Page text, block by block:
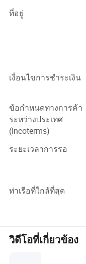
นับตั้งแต่ปี 1997
การมองเห็นรถยนต์ที่
ยานพาหนะ ไม่เพียง
ยังช่วยให้สถานที่ทำ
เจ็บของมนุษย์
พัฒนากล้องสำหรับก
จอภาพ LCD พร้อมอุ
DVR แบบจอย่อยระบ
บริษัทของเราใช้ระบ
IATF 16949 2009 ยิ่
จะประมวลผลผลิต
ของ APQP/
บริหารจัดการบริษัท
นอกจากนี้เรายังต้อง
การใช้พลังงานต่ำเนื่
ทั้งหมดของเราได้นำเ
ที่อยู่
เงื่อนไขการชำระเงิน
ข้อกำหนดทางการค้า
ระหว่างประเทศ
(Incoterms)
ระยะเวลาการรอ
ท่าเรือที่ใกล้ที่สุด
วิดีโอที่เกี่ยวข้อง